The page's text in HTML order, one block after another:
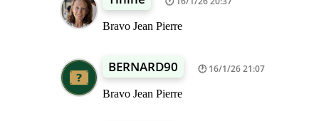
Bravo Jean Pierre
BERNARD90 16/1/26 21:07
Bravo Jean Pierre